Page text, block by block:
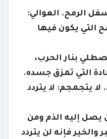
الرمح. العوالي:
التي يكون فيها
بنار الحرب،
التي تمزق جسده.
يتجمجم: لا يتردد
يصل إليه الذم ومن
والخير فإنه لن يتردد